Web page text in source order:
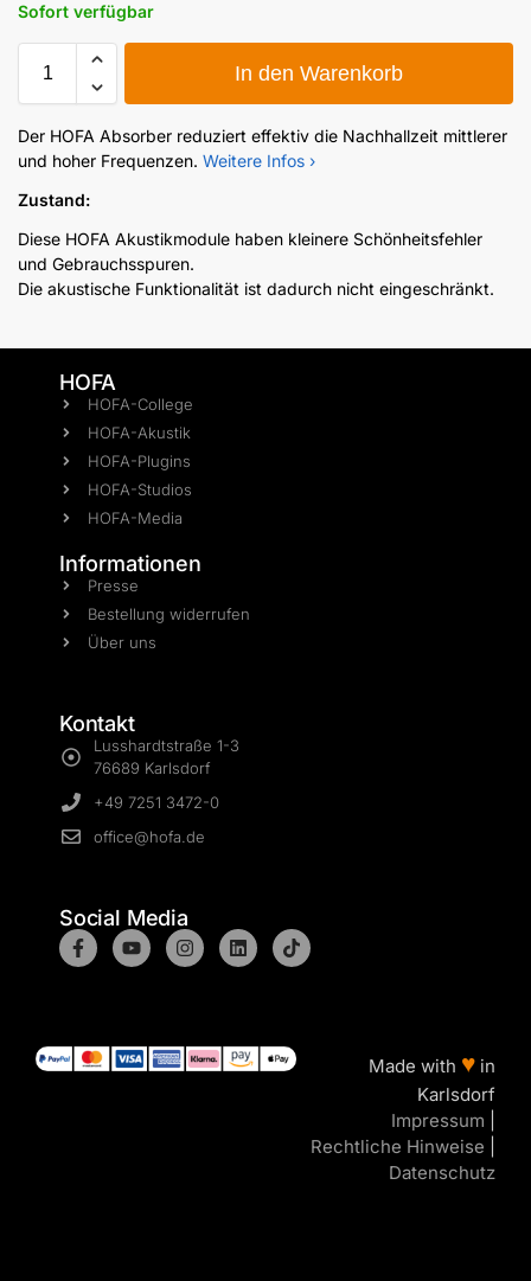
Sofort verfügbar
In den Warenkorb
Der HOFA Absorber reduziert effektiv die Nachhallzeit mittlerer
und hoher Frequenzen. Weitere Infos ›
Zustand:
Diese HOFA Akustikmodule haben kleinere Schönheitsfehler
und Gebrauchsspuren.
Die akustische Funktionalität ist dadurch nicht eingeschränkt.
HOFA
HOFA-College
HOFA-Akustik
HOFA-Plugins
HOFA-Studios
HOFA-Media
Informationen
Presse
Bestellung widerrufen
Über uns
Kontakt
Lusshardtstraße 1-3
76689 Karlsdorf
+49 7251 3472-0
office@hofa.de
Social Media
Made with ♥ in
Karlsdorf
Impressum
Rechtliche Hinweise
Datenschutz